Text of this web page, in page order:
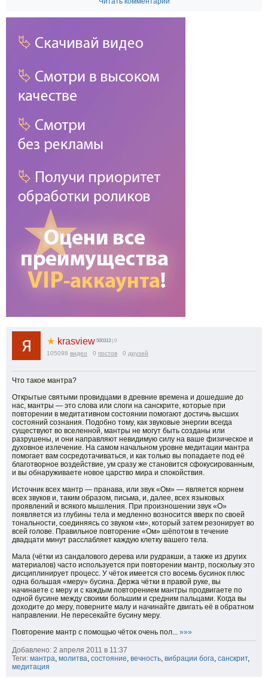
★ krasview 500313 | 0
105098 видео 0 постов 0 друзей
Что такое мантра?
Открытые святыми провидцами в древние времена и дошедшие до
нас, мантры — это слова или слоги на санскрите, которые при
повторении в медитативном состоянии помогают достичь высших
состояний сознания. Подобно тому, как звуковые энергии всегда
существуют во вселенной, мантры не могут быть созданы или
разрушены, и они направляют невидимую силу на ваше физическое и
духовное излечение. На самом начальном уровне медитации мантра
помогает вам сосредотачиваться, и как только вы попадаете под её
благотворное воздействие, ум сразу же становится сфокусированным,
и вы обнаруживаете новое царство мира и спокойствия.
Источник всех мантр — пранава, или звук «Ом» — является корнем
всех звуков и, таким образом, письма, и, далее, всех языковых
проявлений и всякого мышления. При произношении звук «О»
появляется из глубины тела и медленно возносится вверх по своей
тональности, соединяясь со звуком «м», который затем резонирует во
всей голове. Правильное повторение «Ом» шёпотом в течение
двадцати минут расслабляет каждую клетку вашего тела.
Мала (чётки из сандалового дерева или рудракши, а также из других
материалов) часто используется при повторении мантр, поскольку это
дисциплинирует процесс. У чёток имеется сто восемь бусинок плюс
одна большая «меру» бусина. Держа чётки в правой руке, вы
начинаете с меру и с каждым повторением мантры продвигаете по
одной бусине между своими большим и средним пальцами. Когда вы
доходите до меру, поверните малу и начинайте двигать её в обратном
направлении. Не пересекайте бусину меру.
Повторение мантр с помощью чёток очень пол... »»»
Добавлено: 2 апреля 2011 в 11:37
Теги: мантра молитва состояние вечность вибрации бога санскрит,
медитация